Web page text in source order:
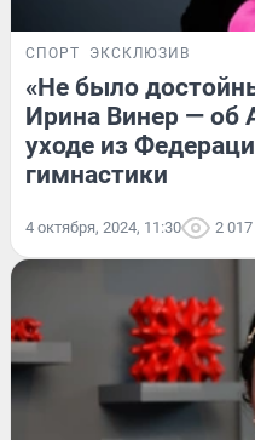
СПОРТ ЭКСКЛЮЗИВ
«Не было
Ирина Винер — об
уходе из
гимнастики
4 октября, 2024, 11:30 2 017